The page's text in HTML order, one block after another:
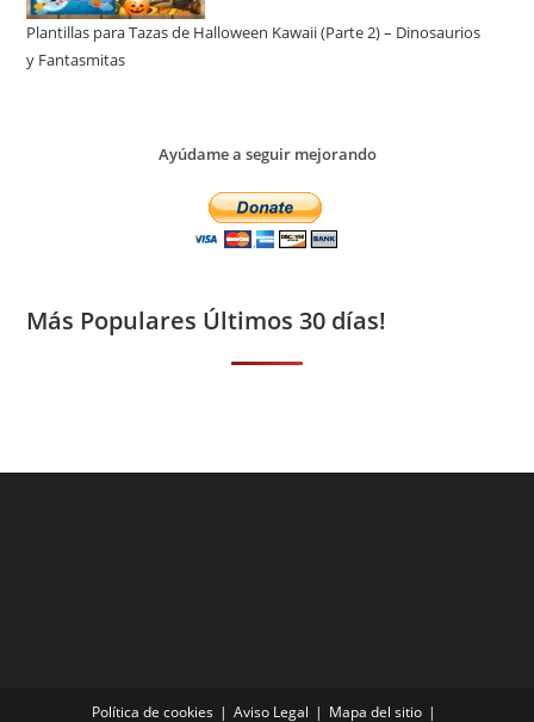
Plantillas para Tazas de Halloween Kawaii (Parte 2) – Dinosaurios
y Fantasmitas
Ayúdame a seguir mejorando
Más Populares Últimos 30 días!
Política de cookies Aviso Legal Mapa del sitio